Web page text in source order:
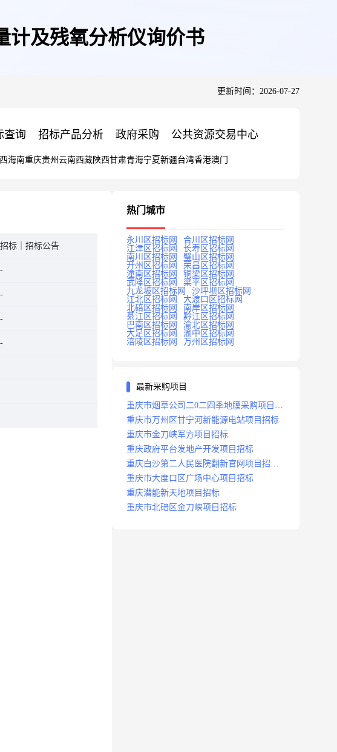
计及残氧分析仪询价书
更新时间：2026-07-27
查询 招标产品分析 政府采购 公共资源交易中心
海南重庆贵州 云南西藏陕西甘肃青海宁夏新疆台湾香港澳门
招标｜招标公告
热门城市
永川区招标网
合川区招标网
江津区招标网
长寿区招标网
南川区招标网
璧山区招标网
开州区招标网
荣昌区招标网
潼南区招标网
铜梁区招标网
武隆区招标网
梁平区招标网
九龙坡区招标网
沙坪坝区招标网
江北区招标网
大渡口区招标网
北碚区招标网
南岸区招标网
綦江区招标网
黔江区招标网
巴南区招标网
渝北区招标网
大足区招标网
渝中区招标网
涪陵区招标网
万州区招标网
最新采购项目
重庆市烟草公司二0二四季地膜采购项目招
标公告
重庆市万州区甘宁河新能源电站项目招标
重庆市金刀峡军方项目招标
重庆政府平台发地产开发项目招标
重庆白沙第二人民医院翻新官网项目招标
公告
重庆市大度口区广场中心项目招标
重庆潜能新天地项目招标
重庆市北碚区金刀峡项目招标